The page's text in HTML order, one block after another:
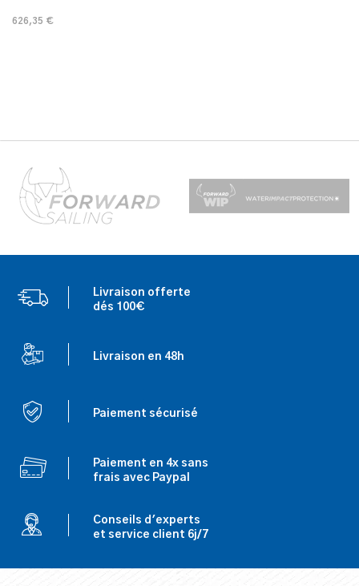
626,35 €
Livraison offerte
dés 100€
Livraison en 48h
Paiement sécurisé
Paiement en 4x sans
frais avec Paypal
Conseils d'experts
et service client 6j/7